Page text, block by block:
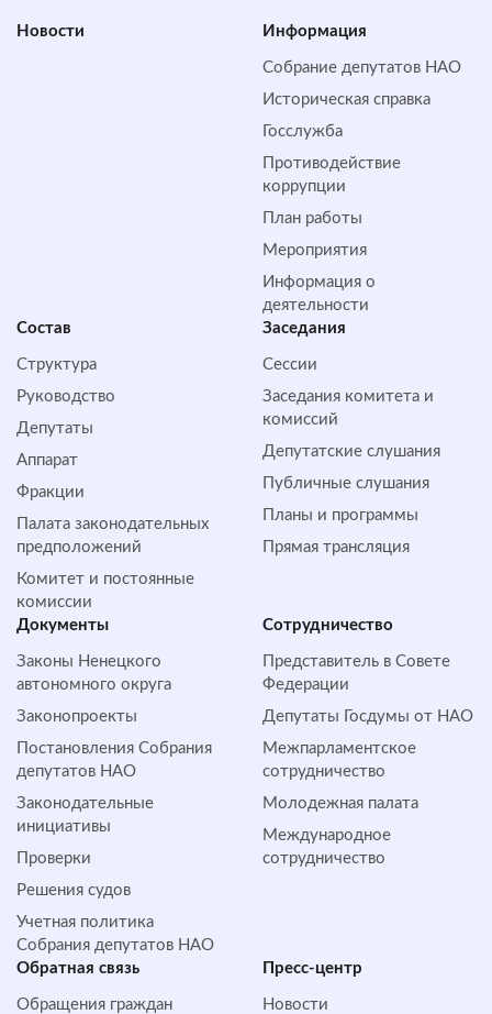
Новости Информация
Собрание депутатов НАО
Историческая справка
Госслужба
Противодействие
коррупции
План работы
Мероприятия
Информация о
деятельности
Состав
Структура
Руководство
Депутаты
Аппарат
Фракции
Палата законодательных
предположений
Комитет и постоянные
комиссии
Заседания
Сессии
Заседания комитета и
комиссий
Депутатские слушания
Публичные слушания
Планы и программы
Прямая трансляция
Документы
Законы Ненецкого
автономного округа
Законопроекты
Постановления Собрания
депутатов НАО
Законодательные
инициативы
Проверки
Решения судов
Учетная политика
Собрания депутатов НАО
Сотрудничество
Представитель в Совете
Федерации
Депутаты Госдумы от НАО
Межпарламентское
сотрудничество
Молодежная палата
Международное
сотрудничество
Обратная cвязь
Обращения граждан
Пресс-центр
Новости